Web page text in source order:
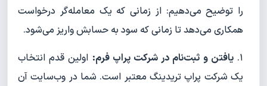
را توضیح می‌دهیم: از زمانی که یک معامله‌گر درخواست
همکاری می‌دهد تا زمانی که سود به حسابش واریز می‌شود.
۱. یافتن و ثبت‌نام در شرکت پراپ فرم: اولین قدم انتخاب
یک شرکت پراپ تریدینگ معتبر است. شما در وب‌سایت آن